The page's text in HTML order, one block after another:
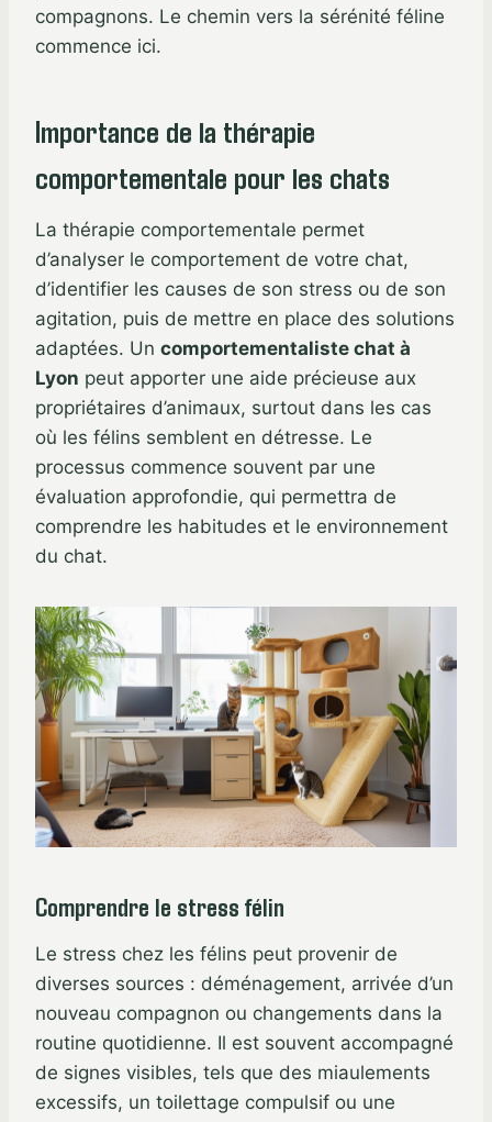
compagnons. Le chemin vers la sérénité féline
commence ici.
Importance de la thérapie
comportementale pour les chats
La thérapie comportementale permet
d’analyser le comportement de votre chat,
d’identifier les causes de son stress ou de son
agitation, puis de mettre en place des solutions
adaptées. Un comportementaliste chat à
Lyon peut apporter une aide précieuse aux
propriétaires d’animaux, surtout dans les cas
où les félins semblent en détresse. Le
processus commence souvent par une
évaluation approfondie, qui permettra de
comprendre les habitudes et le environnement
du chat.
Comprendre le stress félin
Le stress chez les félins peut provenir de
diverses sources : déménagement, arrivée d’un
nouveau compagnon ou changements dans la
routine quotidienne. Il est souvent accompagné
de signes visibles, tels que des miaulements
excessifs, un toilettage compulsif ou une